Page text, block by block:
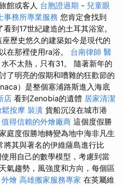
館或客人 台胞證過期 - 兒童眼
事務所專業服務 您肯定會找到
看到17世紀建造的土耳其浴室。
座歷史悠久的建築如今是現代的
在那裡使用ra浴。 台南律師 醫
不太熱，只有31。 隨著新年的
了明亮的假期和嘈雜的狂歡節的
）是整個塞浦路斯進入海底
店 看到Zenobia的遺體 居家清潔
按摩 裝潢 貨船沉沒在城市港
值得信賴的外燴廠商 這個度假勝
庭度假勝地轉變為地中海非凡生
將其與著名的伊維薩島進行比
用自己的數學模型，考慮到當
氣趨勢，風強度和方向，每個區
外燴 高雄搬家服務專家 在英屬維